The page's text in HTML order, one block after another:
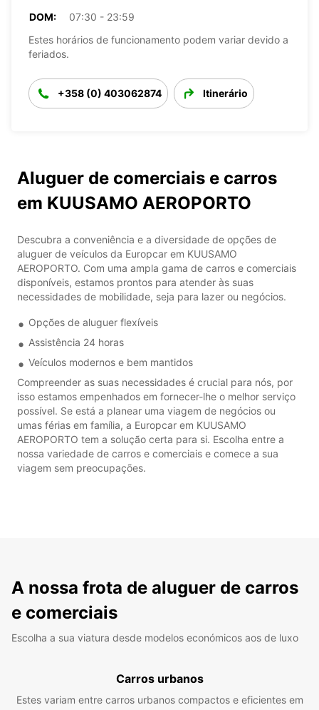
DOM:
07:30 - 23:59
Estes horários de funcionamento podem variar devido a
feriados.
+358 (0) 403062874 Itinerário
Aluguer de comerciais e carros
em KUUSAMO AEROPORTO
Descubra a conveniência e a diversidade de opções de
aluguer de veículos da Europcar em KUUSAMO
AEROPORTO. Com uma ampla gama de carros e comerciais
disponíveis, estamos prontos para atender às suas
necessidades de mobilidade, seja para lazer ou negócios.
Opções de aluguer flexíveis
Assistência 24 horas
Veículos modernos e bem mantidos
Compreender as suas necessidades é crucial para nós, por
isso estamos empenhados em fornecer-lhe o melhor serviço
possível. Se está a planear uma viagem de negócios ou
umas férias em família, a Europcar em KUUSAMO
AEROPORTO tem a solução certa para si. Escolha entre a
nossa variedade de carros e comerciais e comece a sua
viagem sem preocupações.
A nossa frota de aluguer de carros
e comerciais
Escolha a sua viatura desde modelos económicos aos de luxo
Carros urbanos
Estes variam entre carros urbanos compactos e eficientes em